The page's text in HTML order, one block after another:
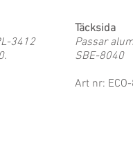
3412
Täcksida
Passar
SBE-8040
Art nr: